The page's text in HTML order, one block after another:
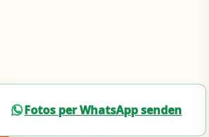
Fotos per WhatsApp senden